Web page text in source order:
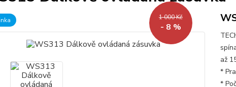
1 000 Kč
- 8 %
až
*
*